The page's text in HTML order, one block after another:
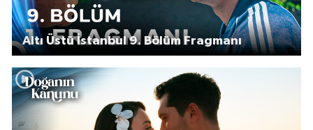
Altı Üstü İstanbul 9. Bölüm Fragmanı